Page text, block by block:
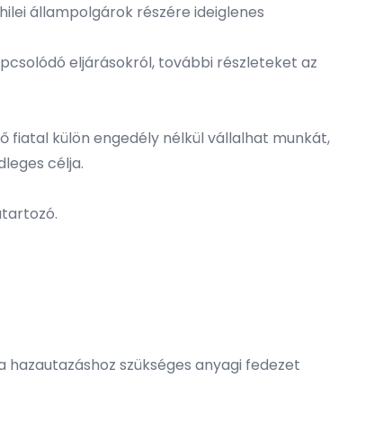
állampolgárok részére ideiglenes
eljárásokról, további részleteket az
fiatal külön engedély nélkül vállalhat munkát,
célja.
szükséges anyagi fedezet